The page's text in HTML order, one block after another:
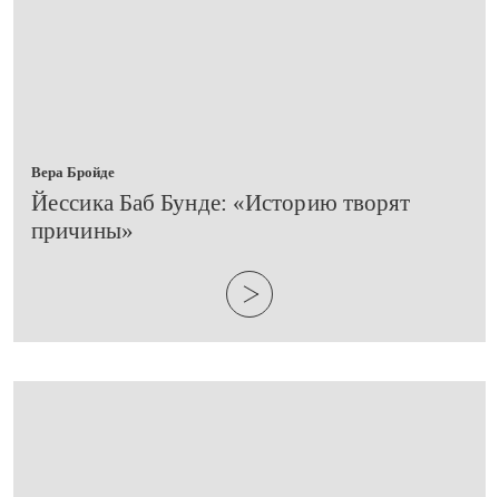
Вера Бройде
​Йессика Баб Бунде: «Историю творят
причины»